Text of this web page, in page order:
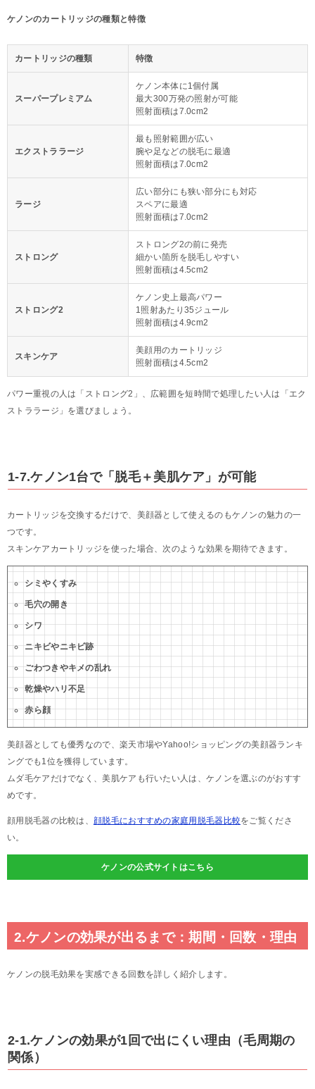
ケノンのカートリッジの種類と特徴
カートリッジの種類 特徴
スーパープレミアム
ケノン本体に1個付属
最大300万発の照射が可能
照射面積は7.0cm2
エクストララージ
最も照射範囲が広い
腕や足などの脱毛に最適
照射面積は7.0cm2
ラージ
広い部分にも狭い部分にも対応
スペアに最適
照射面積は7.0cm2
ストロング
ストロング2の前に発売
細かい箇所を脱毛しやすい
照射面積は4.5cm2
ストロング2
ケノン史上最高パワー
1照射あたり35ジュール
照射面積は4.9cm2
スキンケア
美顔用のカートリッジ
照射面積は4.5cm2
パワー重視の人は「ストロング2」、広範囲を短時間で処理したい人は「エク
ストララージ」を選びましょう。
1-7.ケノン1台で「脱毛＋美肌ケア」が可能
カートリッジを交換するだけで、美顔器として使えるのもケノンの魅力の一
つです。
スキンケアカートリッジを使った場合、次のような効果を期待できます。
シミやくすみ
毛穴の開き
シワ
ニキビやニキビ跡
ごわつきやキメの乱れ
乾燥やハリ不足
赤ら顔
美顔器としても優秀なので、楽天市場やYahoo!ショッピングの美顔器ランキ
ングでも1位を獲得しています。
ムダ毛ケアだけでなく、美肌ケアも行いたい人は、ケノンを選ぶのがおすす
めです。
顔用脱毛器の比較は、 顔脱毛におすすめの家庭用脱毛器比較をご覧くださ
い。
ケノンの公式サイトはこちら
2.ケノンの効果が出るまで：期間・回数・理由
ケノンの脱毛効果を実感できる回数を詳しく紹介します。
2-1.ケノンの効果が1回で出にくい理由（毛周期の
関係）